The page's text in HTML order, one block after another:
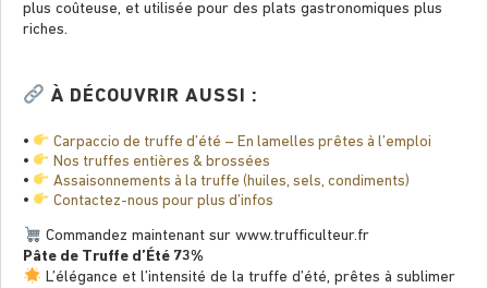
plus coûteuse, et utilisée pour des plats gastronomiques plus
riches.
À DÉCOUVRIR AUSSI :
•
Carpaccio de truffe d’été – En lamelles prêtes à l’emploi
•
Nos truffes entières & brossées
•
Assaisonnements à la truffe (huiles, sels, condiments)
•
Contactez-nous pour plus d’infos
Commandez maintenant sur www.trufﬁculteur.fr
Pâte de Truffe d’Été 73%
L’élégance et l’intensité de la truffe d’été, prêtes à sublimer